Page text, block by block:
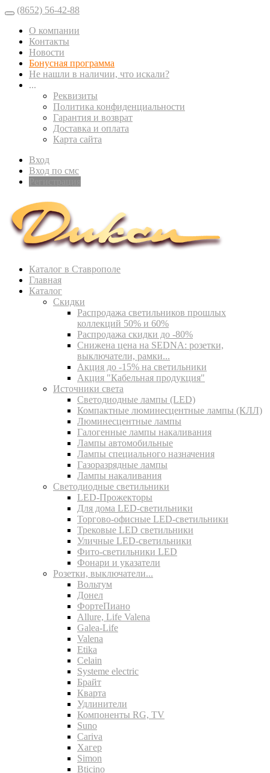
(8652) 56-42-88
О компании
Контакты
Новости
Бонусная программа
Не нашли в наличии, что искали?
...
Реквизиты
Политика конфиденциальности
Гарантия и возврат
Доставка и оплата
Карта сайта
Вход
Вход по смс
Каталог в Ставрополе
Главная
Каталог
Скидки
Распродажа светильников прошлых
коллекций 50% и 60%
Распродажа скидки до -80%
Cнижена цена на SEDNA: розетки,
выключатели, рамки...
Акция до -15% на светильники
Акция "Кабельная продукция"
Источники света
Светодиодные лампы (LED)
Компактные люминесцентные лампы (КЛЛ)
Люминесцентные лампы
Галогенные лампы накаливания
Лампы автомобильные
Лампы специального назначения
Газоразрядные лампы
Лампы накаливания
Светодиодные светильники
LED-Прожекторы
Для дома LED-светильники
Торгово-офисные LED-светильники
Трековые LED светильники
Уличные LED-светильники
Фито-светильники LED
Фонари и указатели
Розетки, выключатели...
Вольтум
Донел
ФортеПиано
Allure, Life Valena
Galea-Life
Valena
Etika
Celain
Systeme electric
Брайт
Кварта
Удлинители
Компоненты RG, TV
Suno
Cariva
Хагер
Simon
Bticino